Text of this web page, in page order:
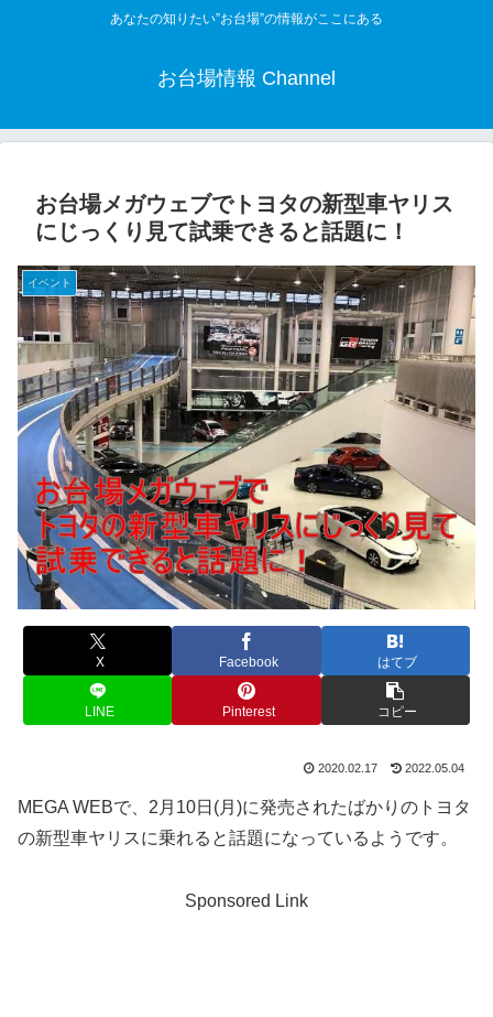
あなたの知りたい”お台場”の情報がここにある
お台場情報 Channel
お台場メガウェブでトヨタの新型車ヤリス
にじっくり見て試乗できると話題に！
イベント
X Facebook はてブ
LINE Pinterest コピー
2020.02.17 2022.05.04
MEGA WEBで、2月10日(月)に発売されたばかりのトヨタ
の新型車ヤリスに乗れると話題になっているようです。
Sponsored Link